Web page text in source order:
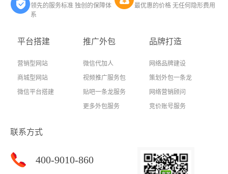
领先的服务标准 独创的保障体
系
最优惠的价格 无任何隐形费用
平台搭建
营销型网站
商城型网站
微信平台搭建
推广外包
微信代加人
视频推广服务包
贴吧一条龙服务
更多外包服务
品牌打造
网络品牌建设
策划外包一条龙
网络营销顾问
竞价账号服务
联系方式
400-9010-860